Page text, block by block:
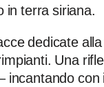
in terra siriana.
dedicate
Una
incantando